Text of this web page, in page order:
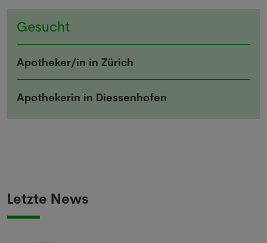
Gesucht
Apotheker/in in Zürich
Apothekerin in Diessenhofen
Letzte News